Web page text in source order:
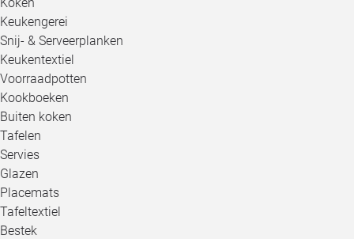
Keukengerei
Snij- & Serveerplanken
Keukentextiel
Voorraadpotten
Kookboeken
Buiten koken
Tafelen
Servies
Glazen
Placemats
Tafeltextiel
Bestek